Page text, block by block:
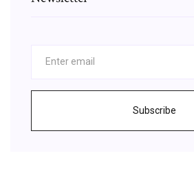
Subscribe